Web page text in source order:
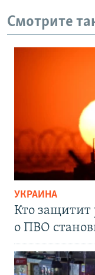
Смотрите
УКРАИНА
Кто защитит
о ПВО